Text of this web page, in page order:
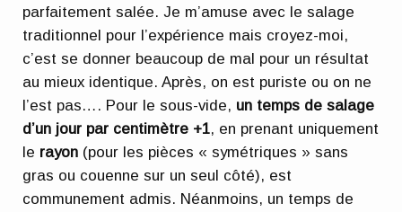
parfaitement salée. Je m’amuse avec le salage
traditionnel pour l’expérience mais croyez-moi,
c’est se donner beaucoup de mal pour un résultat
au mieux identique. Après, on est puriste ou on ne
l’est pas…. Pour le sous-vide, un temps de salage
d’un jour par centimètre +1, en prenant uniquement
le rayon (pour les pièces « symétriques » sans
gras ou couenne sur un seul côté), est
communement admis. Néanmoins, un temps de